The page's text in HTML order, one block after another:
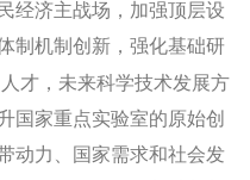
经济主战场，加强顶层设
制机制创新，强化基础研
人才，未来科学技术发展方
国家重点实验室的原始创
动力、国家需求和社会发